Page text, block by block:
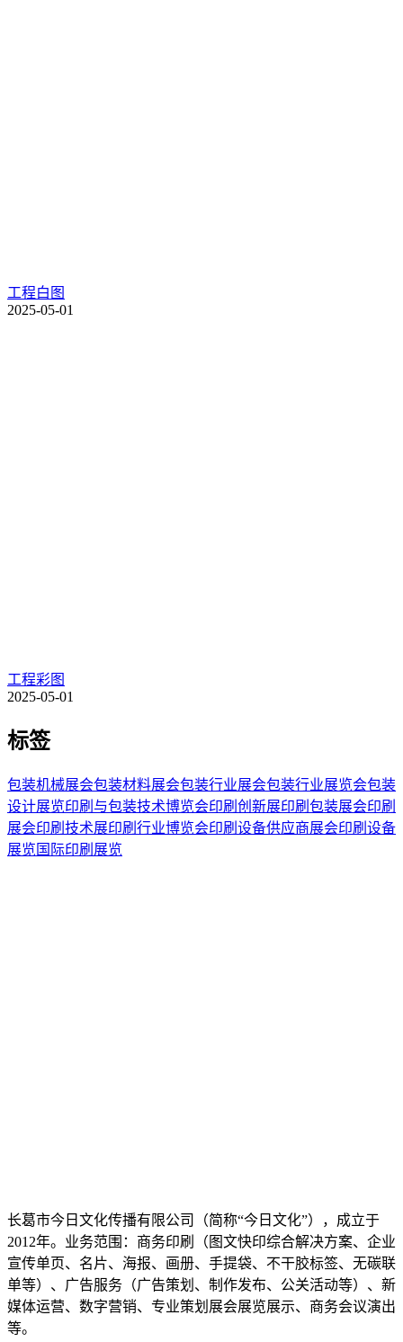
工程白图
2025-05-01
工程彩图
2025-05-01
标签
包装机械展会包装材料展会包装行业展会包装行业展览会包装
设计展览印刷与包装技术博览会印刷创新展印刷包装展会印刷
展会印刷技术展印刷行业博览会印刷设备供应商展会印刷设备
展览 国际印刷展览
长葛市今日文化传播有限公司（简称“今日文化”），成立于
2012年。业务范围：商务印刷（图文快印综合解决方案、企业
宣传单页、名片、海报、画册、手提袋、不干胶标签、无碳联
单等）、广告服务（广告策划、制作发布、公关活动等）、新
媒体运营、数字营销、专业策划展会展览展示、商务会议演出
等。